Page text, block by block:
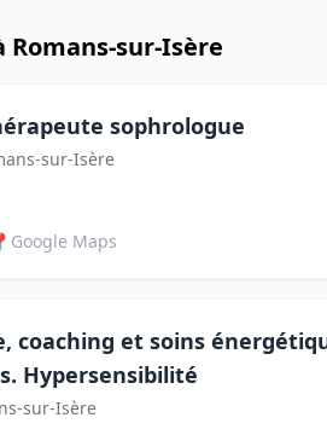
sur-Isère
sophrologue
sur-Isère
Google Maps
coaching et soins
Hypersensibilité
sur-Isère